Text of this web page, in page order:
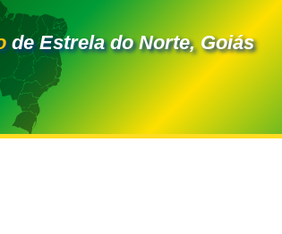
de Estrela do Norte, Goiás